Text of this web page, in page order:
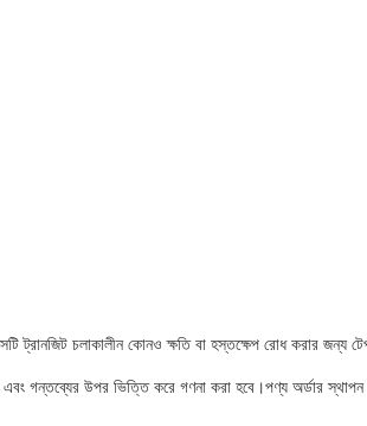
ট্রানজিট চলাকালীন কোনও ক্ষতি বা হস্তক্ষেপ রোধ করার জন্য
গন্তব্যের উপর ভিত্তি করে গণনা করা হবে।পণ্য অর্ডার স্থাপন